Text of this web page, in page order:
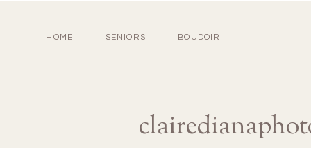
HOME SENIORS BOUDOIR